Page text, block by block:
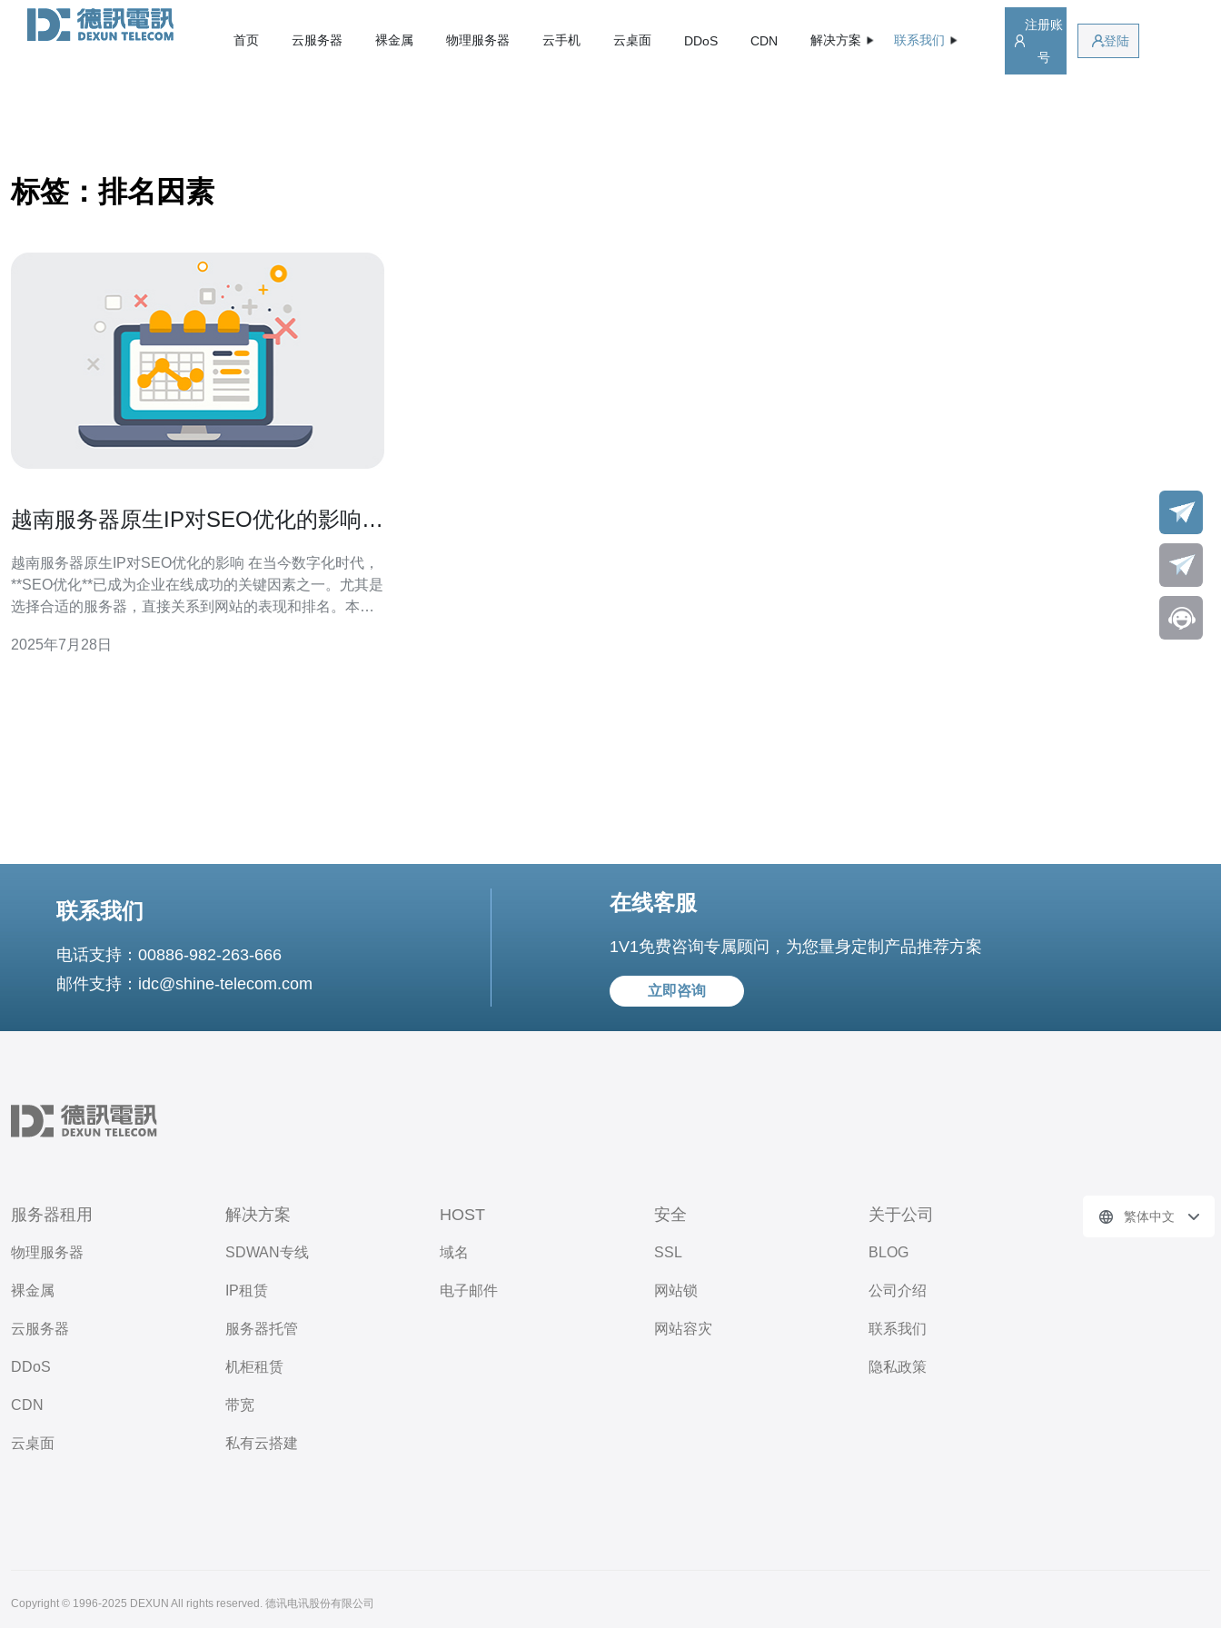
首页 云服务器 裸金属 物理服务器 云手机 云桌面 DDoS CDN 解决方案 联系我们
注册账
号
登陆
标签：排名因素
越南服务器原生IP对SEO优化的影响解
越南服务器原生IP对SEO优化的影响 在当今数字化时代，
**SEO优化**已成为企业在线成功的关键因素之一。尤其是
选择合适的服务器，直接关系到网站的表现和排名。本文
了解为何选择这一服务器对您的网站至关重要。 以下是关
2025年7月28日
联系我们
电话支持：00886-982-263-666
邮件支持：idc@shine-telecom.com
在线客服
1V1免费咨询专属顾问，为您量身定制产品推荐方案
立即咨询
服务器租用
物理服务器
裸金属
云服务器
DDoS
CDN
云桌面
解决方案
SDWAN专线
IP租赁
服务器托管
机柜租赁
带宽
私有云搭建
HOST
域名
电子邮件
安全
SSL
网站锁
网站容灾
关于公司
BLOG
公司介绍
联系我们
隐私政策
繁体中文
Copyright © 1996-2025 DEXUN All rights reserved. 德讯电讯股份有限公司